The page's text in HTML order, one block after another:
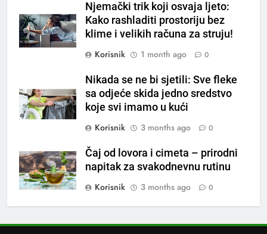
Njemački trik koji osvaja ljeto:
Kako rashladiti prostoriju bez
klime i velikih računa za struju!
Korisnik
1 month ago 0
Nikada se ne bi sjetili: Sve fleke
sa odjeće skida jedno sredstvo
koje svi imamo u kući
Korisnik
3 months ago 0
Čaj od lovora i cimeta – prirodni
napitak za svakodnevnu rutinu
Korisnik
3 months ago 0
Tračevi su njihova glavna
preokupacija: Ljudi rođeni u ova
tri znaka najviše vole ogovarati
OSTALO
Piće od smreke – prirodni
napitak koji se često spominje
1
Samo 1 kašičica u litru vode i
ukorijeniti! Stari vrtlarski trik koji
iskusni baštovani čuvaju
godinama
2